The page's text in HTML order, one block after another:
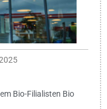
Bio-Filialisten Bio